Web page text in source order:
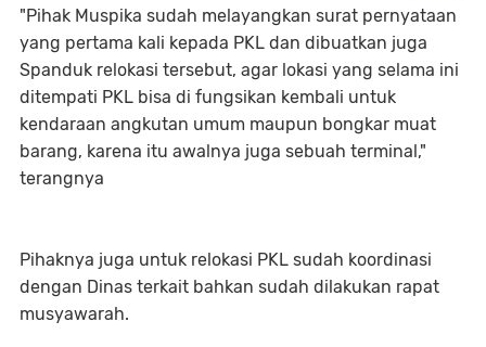
"Pihak Muspika sudah melayangkan surat pernyataan
yang pertama kali kepada PKL dan dibuatkan juga
Spanduk relokasi tersebut, agar lokasi yang selama ini
ditempati PKL bisa di fungsikan kembali untuk
kendaraan angkutan umum maupun bongkar muat
barang, karena itu awalnya juga sebuah terminal,"
terangnya
Pihaknya juga untuk relokasi PKL sudah koordinasi
dengan Dinas terkait bahkan sudah dilakukan rapat
musyawarah.